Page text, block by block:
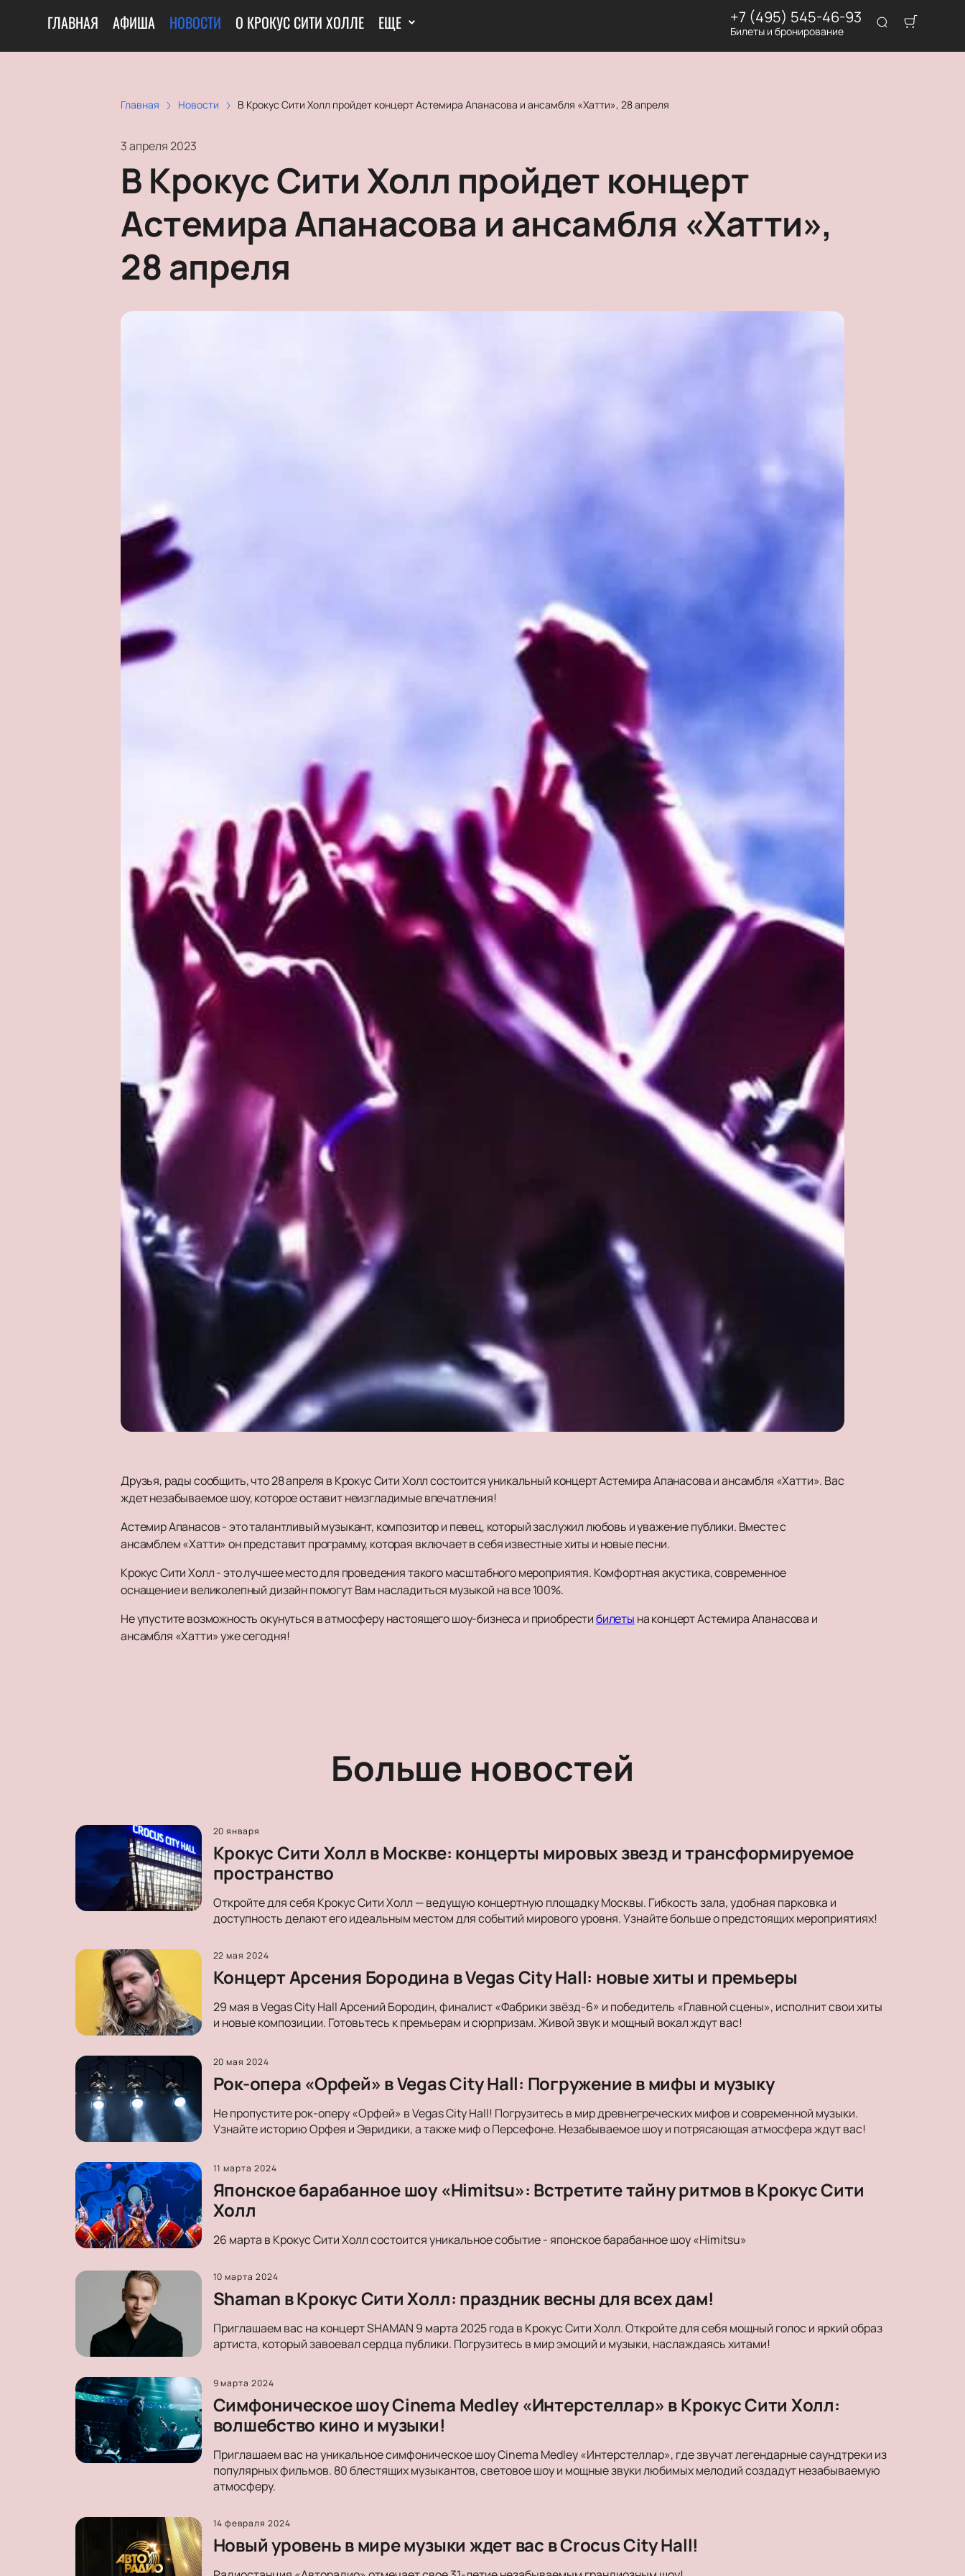
ГЛАВНАЯ АФИША НОВОСТИ О КРОКУС СИТИ ХОЛЛЕ ЕЩЕ +7 (495) 545-46-93
Билеты и бронирование
Главная Новости В Крокус Сити Холл пройдет концерт Астемира Апанасова и ансамбля «Хатти», 28 апреля
3 апреля 2023
В Крокус Сити Холл пройдет концерт
Астемира Апанасова и ансамбля «Хатти»,
28 апреля
Друзья, рады сообщить, что 28 апреля в Крокус Сити Холл состоится уникальный концерт Астемира Апанасова и ансамбля «Хатти». Вас
ждет незабываемое шоу, которое оставит неизгладимые впечатления!
Астемир Апанасов - это талантливый музыкант, композитор и певец, который заслужил любовь и уважение публики. Вместе с
ансамблем «Хатти» он представит программу, которая включает в себя известные хиты и новые песни.
Крокус Сити Холл - это лучшее место для проведения такого масштабного мероприятия. Комфортная акустика, современное
оснащение и великолепный дизайн помогут Вам насладиться музыкой на все 100%.
Не упустите возможность окунуться в атмосферу настоящего шоу-бизнеса и приобрестибилеты на концерт Астемира Апанасова и
ансамбля «Хатти» уже сегодня!
Больше новостей
20 января
Крокус Сити Холл в Москве: концерты мировых звезд и трансформируемое
пространство
Откройте для себя Крокус Сити Холл — ведущую концертную площадку Москвы. Гибкость зала, удобная парковка и
доступность делают его идеальным местом для событий мирового уровня. Узнайте больше о предстоящих мероприятиях!
22 мая 2024
Концерт Арсения Бородина в Vegas City Hall: новые хиты и премьеры
29 мая в Vegas City Hall Арсений Бородин, финалист «Фабрики звёзд-6» и победитель «Главной сцены», исполнит свои хиты
и новые композиции. Готовьтесь к премьерам и сюрпризам. Живой звук и мощный вокал ждут вас!
20 мая 2024
Рок-опера «Орфей» в Vegas City Hall: Погружение в мифы и музыку
Не пропустите рок-оперу «Орфей» в Vegas City Hall! Погрузитесь в мир древнегреческих мифов и современной музыки.
Узнайте историю Орфея и Эвридики, а также миф о Персефоне. Незабываемое шоу и потрясающая атмосфера ждут вас!
11 марта 2024
Японское барабанное шоу «Himitsu»: Встретите тайну ритмов в Крокус Сити
Холл
26 марта в Крокус Сити Холл состоится уникальное событие - японское барабанное шоу «Himitsu»
10 марта 2024
Shaman в Крокус Сити Холл: праздник весны для всех дам!
Приглашаем вас на концерт SHAMAN 9 марта 2025 года в Крокус Сити Холл. Откройте для себя мощный голос и яркий образ
артиста, который завоевал сердца публики. Погрузитесь в мир эмоций и музыки, наслаждаясь хитами!
9 марта 2024
Симфоническое шоу Cinema Medley «Интерстеллар» в Крокус Сити Холл:
волшебство кино и музыки!
Приглашаем вас на уникальное симфоническое шоу Cinema Medley «Интерстеллар», где звучат легендарные саундтреки из
популярных фильмов. 80 блестящих музыкантов, световое шоу и мощные звуки любимых мелодий создадут незабываемую
атмосферу.
14 февраля 2024
Новый уровень в мире музыки ждет вас в Crocus City Hall!